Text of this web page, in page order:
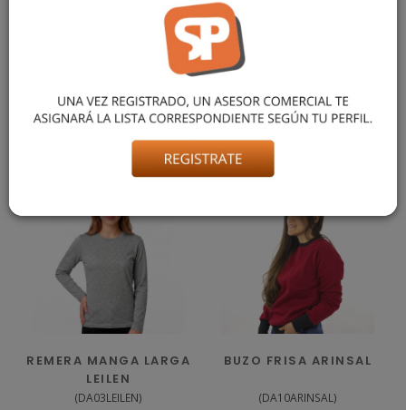
BUZO DE FRISA ESCOTE REDONDO CON PUÑOS, SUAVE Y
ABRIGADO IDEAL PARA EL USO DIARIO. TALLES DEL S AL 3XL.
COLORES GRIS MELANGE Y NEGRO. LA MODELO MIDE 1.70M
Y PESA 62 KG. LLEVA PUESTO TALLE M.
También podría gustarte
REMERA MANGA LARGA
LEILEN
(DA03LEILEN)
BUZO FRISA ARINSAL
(DA10ARINSAL )